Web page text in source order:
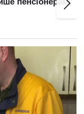
мобілізують: